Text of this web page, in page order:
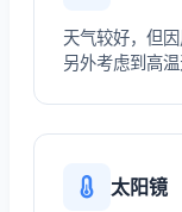
天气较好，但
另外考虑到高
太阳镜